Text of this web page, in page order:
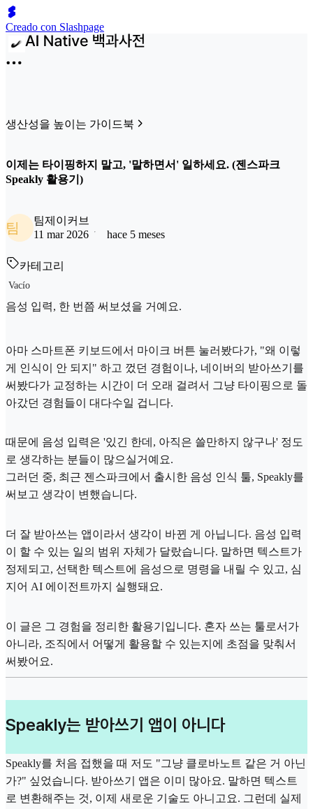
Creado con Slashpage
생산성을 높이는 가이드북
이제는 타이핑하지 말고, '말하면서' 일하세요. (젠스파크
Speakly 활용기)
팀
팀제이커브
11 mar 2026
hace 5 meses
카테고리
Vacío
음성 입력, 한 번쯤 써보셨을 거예요.
아마 스마트폰 키보드에서 마이크 버튼 눌러봤다가, "왜 이렇
게 인식이 안 되지" 하고 껐던 경험이나, 네이버의 받아쓰기를
써봤다가 교정하는 시간이 더 오래 걸려서 그냥 타이핑으로 돌
아갔던 경험들이 대다수일 겁니다.
때문에 음성 입력은 '있긴 한데, 아직은 쓸만하지 않구나' 정도
로 생각하는 분들이 많으실거예요.
그러던 중, 최근 젠스파크에서 출시한 음성 인식 툴, Speakly를
써보고 생각이 변했습니다.
더 잘 받아쓰는 앱이라서 생각이 바뀐 게 아닙니다. 음성 입력
이 할 수 있는 일의 범위 자체가 달랐습니다. 말하면 텍스트가
정제되고, 선택한 텍스트에 음성으로 명령을 내릴 수 있고, 심
지어 AI 에이전트까지 실행돼요.
이 글은 그 경험을 정리한 활용기입니다. 혼자 쓰는 툴로서가
아니라, 조직에서 어떻게 활용할 수 있는지에 초점을 맞춰서
써봤어요.
Speakly는 받아쓰기 앱이 아니다
Speakly를 처음 접했을 때 저도 "그냥 클로바노트 같은 거 아닌
가?" 싶었습니다. 받아쓰기 앱은 이미 많아요. 말하면 텍스트
로 변환해주는 것, 이제 새로운 기술도 아니고요. 그런데 실제